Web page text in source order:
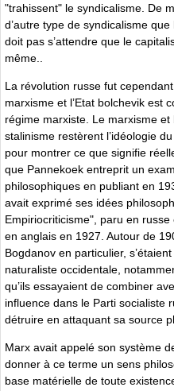
"trahissent" le syndicalisme. De
d’autre type de syndicalisme
doit pas s’attendre que le
même..
La révolution russe fut
marxisme et l’Etat bolchevik est
régime marxiste. Le marxisme
stalinisme restèrent l’idéologie
pour montrer ce que signifie
que Pannekoek entreprit un
philosophiques en publiant en
avait exprimé ses idées
Empiriocriticisme", paru en
en anglais en 1927. Autour de
Bogdanov en particulier,
naturaliste occidentale,
qu’ils essayaient de combiner
influence dans le Parti socialiste
détruire en attaquant sa source
Marx avait appelé son système
donner à ce terme un sens
base matérielle de toute